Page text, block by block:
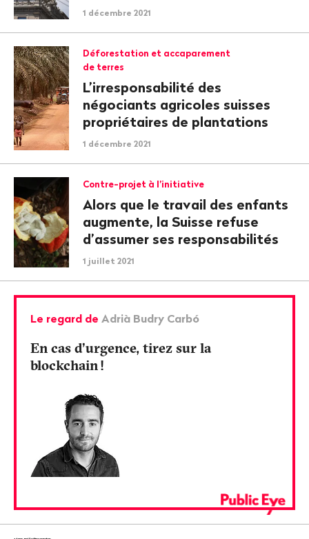
1 décembre 2021
Déforestation et accaparement
de terres
L’irresponsabilité des
négociants agricoles suisses
propriétaires de plantations
1 décembre 2021
Contre-projet à l’initiative
Alors que le travail des enfants
augmente, la Suisse refuse
d’assumer ses responsabilités
1 juillet 2021
Le regard de Adrià Budry Carbó
En cas d’urgence, tirez sur la
blockchain!